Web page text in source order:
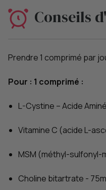
Conseils
Prendre 1 comprimé par
Pour : 1 comprimé :
L-Cystine – Acide
Vitamine C (acide L-
MSM (méthyl-sulfonyl-
Choline bitartrate -